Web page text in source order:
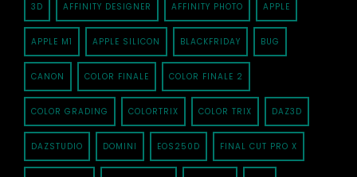
3D AFFINITY DESIGNER AFFINITY PHOTO APPLE
APPLE M1 APPLE SILICON BLACKFRIDAY BUG
CANON COLOR FINALE COLOR FINALE 2
COLOR GRADING COLORTRIX COLOR TRIX DAZ3D
DAZSTUDIO DOMINI EOS250D FINAL CUT PRO X